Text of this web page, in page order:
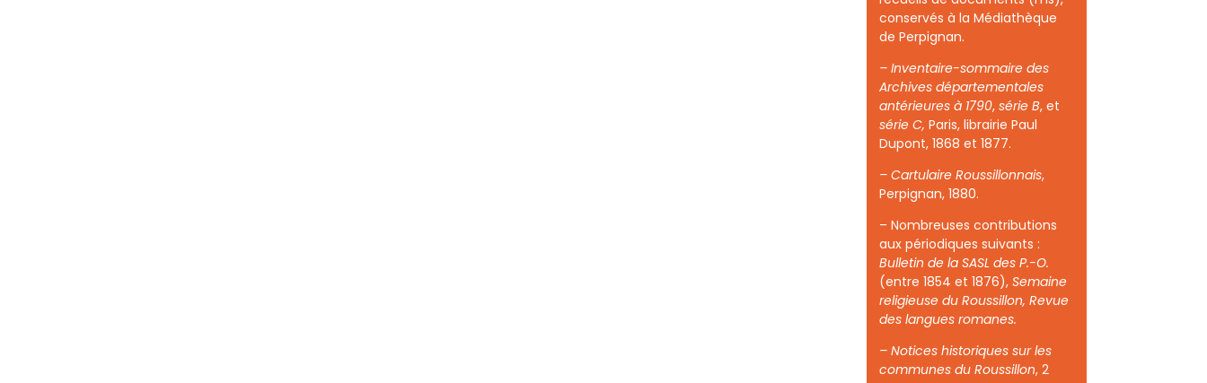
conservés à la Médiathèque
de Perpignan.
– Inventaire-sommaire des
Archives départementales
antérieures à 1790, série B, et
série C, Paris, librairie Paul
Dupont, 1868 et 1877.
– Cartulaire Roussillonnais,
Perpignan, 1880.
– Nombreuses contributions
aux périodiques suivants :
Bulletin de la SASL des P.-O.
(entre 1854 et 1876), Semaine
religieuse du Roussillon, Revue
des langues romanes.
– Notices historiques sur les
communes du Roussillon, 2